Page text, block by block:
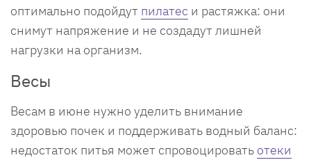
оптимально подойдут пилатес и растяжка: они
снимут напряжение и не создадут лишней
нагрузки на организм.
Весы
Весам в июне нужно уделить внимание
здоровью почек и поддерживать водный баланс:
недостаток питья может спровоцировать отеки